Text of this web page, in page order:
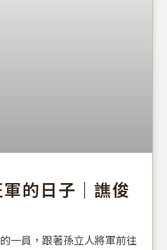
軍的日子｜譙俊
一員，跟著孫立人將軍前往